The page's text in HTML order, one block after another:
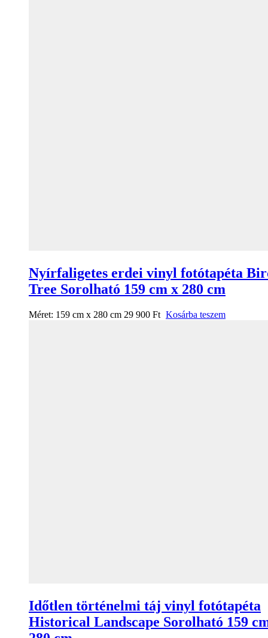
Nyírfaligetes erdei vinyl fotótapéta
Tree Sorolható 159 cm x 280 cm
Méret: 159 cm x 280 cm 29 900 Ft Kosárba teszem
Időtlen történelmi táj vinyl fotótapéta
Historical Landscape Sorolható 159